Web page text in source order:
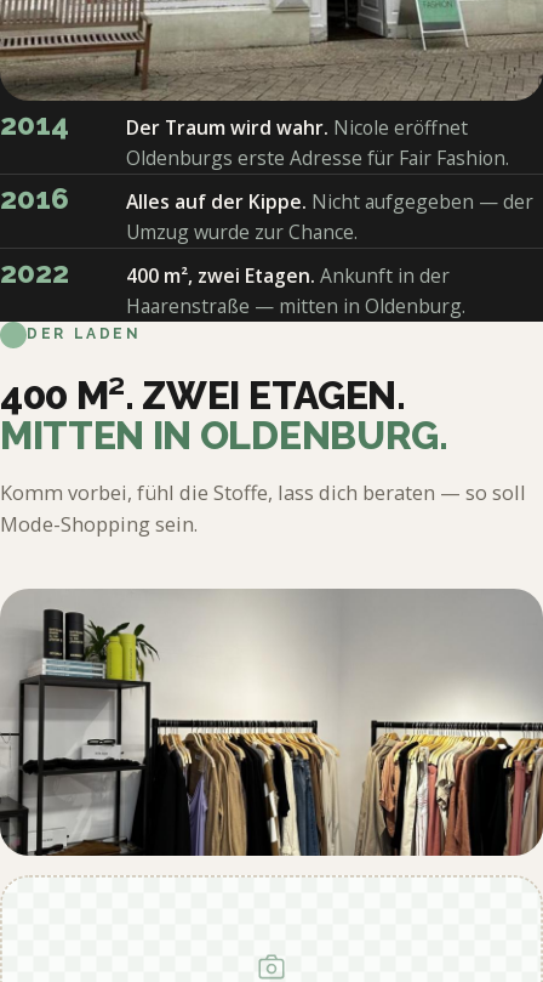
2014 Der Traum wird wahr. Nicole eröffnet
Oldenburgs erste Adresse für Fair Fashion.
2016 Alles auf der Kippe. Nicht aufgegeben — der
Umzug wurde zur Chance.
2022 400 m², zwei Etagen. Ankunft in der
Haarenstraße — mitten in Oldenburg.
DER LADEN
400 M². ZWEI ETAGEN.
MITTEN IN OLDENBURG.
Komm vorbei, fühl die Stoffe, lass dich beraten — so soll
Mode-Shopping sein.